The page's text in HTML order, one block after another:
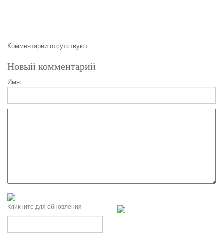
Комментарии отсутствуют
Новый комментарий
Имя:
Кликните для обновления